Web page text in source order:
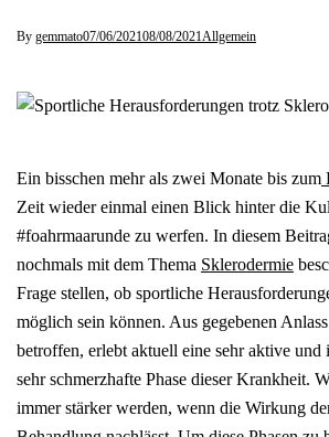
By gemmato07/06/202108/08/2021Allgemein
Ein bisschen mehr als zwei Monate bis zum
Zeit wieder einmal einen Blick hinter die
#foahrmaarunde zu werfen. In diesem
nochmals mit dem Thema Sklerodermie
Frage stellen, ob sportliche
möglich sein können. Aus gegebenen
betroffen, erlebt aktuell eine sehr aktive und
sehr schmerzhafte Phase dieser Krankheit.
immer stärker werden, wenn die Wirkung